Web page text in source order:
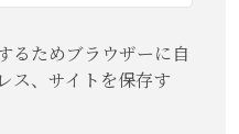
るためブラウザーに自
ス、サイトを保存す